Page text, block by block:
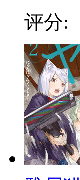
评分: